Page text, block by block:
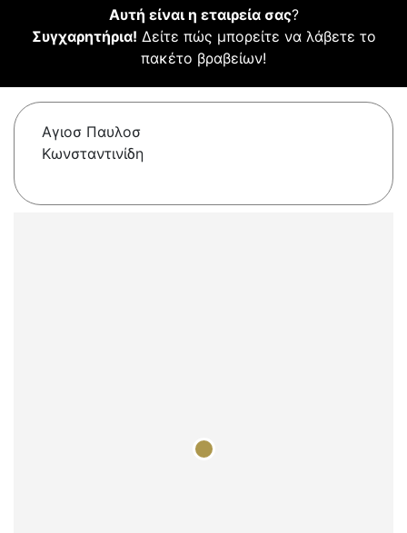
Αυτή είναι η εταιρεία σας?
Συγχαρητήρια! Δείτε πώς μπορείτε να λάβετε το
πακέτο βραβείων!
Αγιοσ Παυλοσ
Κωνσταντινίδη